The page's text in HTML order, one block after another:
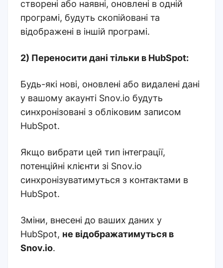
створені або наявні, оновлені в одній
програмі, будуть скопійовані та
відображені в іншій програмі.
2) Переносити дані тільки в HubSpot:
Будь-які нові, оновлені або видалені дані
у вашому акаунті Snov.io будуть
синхронізовані з обліковим записом
HubSpot.
Якщо вибрати цей тип інтеграції,
потенційні клієнти зі Snov.io
синхронізуватимуться з контактами в
HubSpot.
Зміни, внесені до ваших даних у
HubSpot, не відображатимуться в
Snov.io.